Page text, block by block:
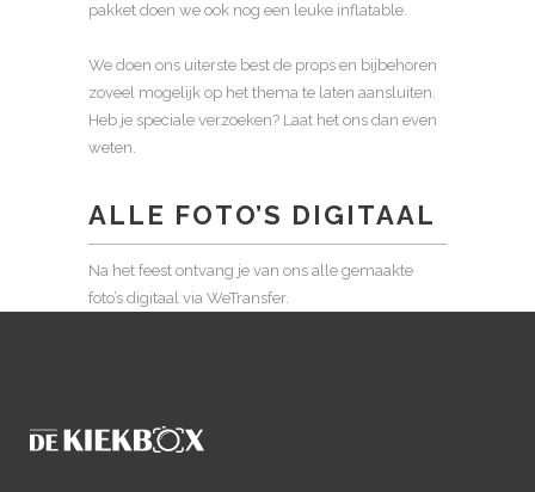
pakket doen we ook nog een leuke inflatable.
We doen ons uiterste best de props en bijbehoren
zoveel mogelijk op het thema te laten aansluiten.
Heb je speciale verzoeken? Laat het ons dan even
weten.
ALLE FOTO’S DIGITAAL
Na het feest ontvang je van ons alle gemaakte
foto’s digitaal via WeTransfer.